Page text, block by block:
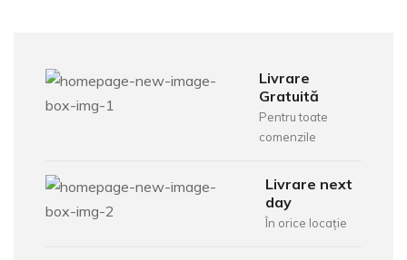
Livrare
Gratuită
Pentru toate
comenzile
Livrare next
day
În orice locație